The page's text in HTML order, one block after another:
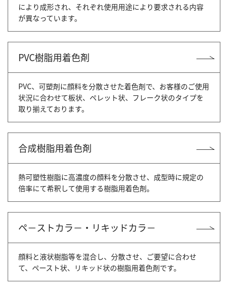
により成形され、それぞれ使用用途により要求される内容
が異なっています。
PVC樹脂用着色剤
PVC、可塑剤に顔料を分散させた着色剤で、お客様のご使用
状況に合わせて板状、ペレット状、フレーク状のタイプを
取り揃えております。
合成樹脂用着色剤
熱可塑性樹脂に高濃度の顔料を分散させ、成型時に規定の
倍率にて希釈して使用する樹脂用着色剤。
ペ－ストカラ－・リキッドカラ－
顔料と液状樹脂等を混合し、分散させ、ご要望に合わせ
て、ペースト状、リキッド状の樹脂用着色剤です。